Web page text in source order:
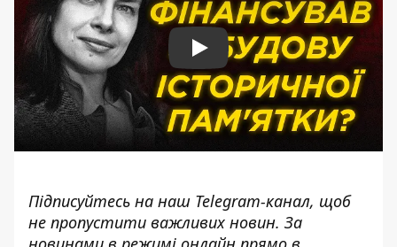
Play
Підписуйтесь на наш Telegram-канал, щоб
не пропустити важливих новин. За